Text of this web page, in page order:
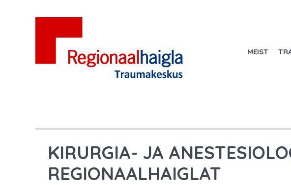
MEIST
KIRURGIA- JA
REGIONAALHAIGLAT